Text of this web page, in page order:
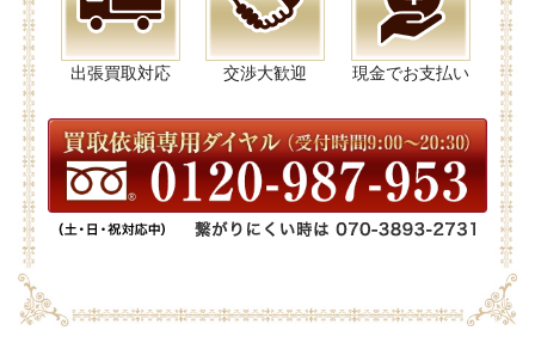
出張買取対応 交渉大歓迎 現金でお支払い